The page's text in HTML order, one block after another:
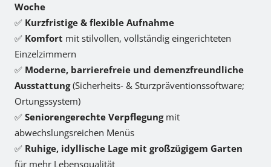
Woche
✅ Kurzfristige & flexible Aufnahme
✅ Komfort mit stilvollen, vollständig eingerichteten
Einzelzimmern
✅ Moderne, barrierefreie und demenzfreundliche
Ausstattung(Sicherheits- & Sturzpräventionssoftware;
Ortungssystem)
✅ Seniorengerechte Verpflegungmit
abwechslungsreichen Menüs
✅ Ruhige, idyllische Lage mit großzügigem Garten
für mehr Lebensqualität